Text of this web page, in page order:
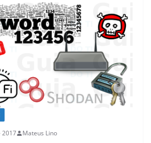
2017 Mateus Lino